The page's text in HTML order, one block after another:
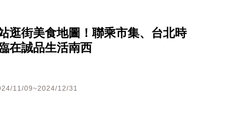
逛街美食地圖！聯乘市集、台北時
在誠品生活南西
11/09~2024/12/31